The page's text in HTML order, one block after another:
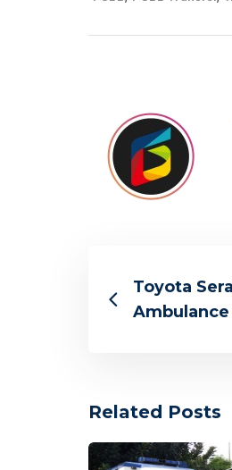
Toyota
Related Posts